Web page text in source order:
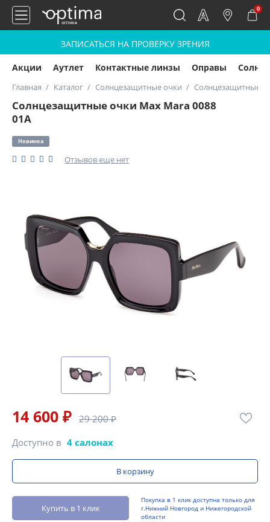
0
ЗАПИСАТЬСЯ НА ПРОВЕРКУ ЗРЕНИЯ
Акции Аутлет Контактные линзы Оправы
Главная Каталог Солнцезащитные очки Солнцезащитные
Солнцезащитные очки Max Mara 0088
01А
Новинка
Отзывов еще нет
14 600 ₽ 29 200 ₽
Доступно в 4 салонах
В корзину
Купить в 1 клик
Покупка в 1 клик доступна только для
г.Нижний Новгород и Нижегородской
области